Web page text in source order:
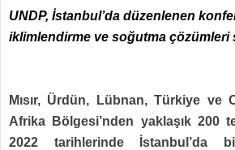
UNDP, İstanbul’da düzenlenen
iklimlendirme ve soğutma çözümleri
Mısır, Ürdün, Lübnan, Türkiye ve
Afrika Bölgesi’nden yaklaşık 200
2022 tarihlerinde İstanbul’da